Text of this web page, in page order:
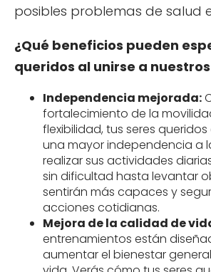
posibles problemas de salud
¿Qué beneficios pueden
queridos al unirse a
Independencia mejorada:
fortalecimiento de la
flexibilidad, tus seres
una mayor independencia a
realizar sus actividades
sin dificultad hasta levantar
sentirán más capaces y
acciones cotidianas.
Mejora de la calidad de
entrenamientos están
aumentar el bienestar